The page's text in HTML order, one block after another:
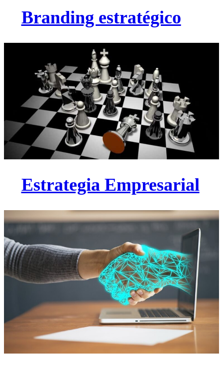
Branding estratégico
Estrategia Empresarial